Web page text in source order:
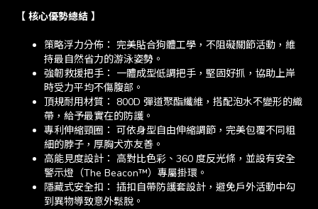
【 核心優勢總結 】
策略浮力分佈： 完美貼合狗體工學，不阻礙關節活動，維
持最自然省力的游泳姿勢。
強韌救援把手： 一體成型低調把手，堅固好抓，協助上岸
時受力平均不傷腹部。
頂規耐用材質： 800D 彈道聚酯纖維，搭配泡水不變形的織
帶，給予最實在的防護。
專利伸縮頸圈： 可依身型自由伸縮調節，完美包覆不同粗
細的脖子，厚胸犬亦友善。
高能見度設計： 高對比色彩、360 度反光條，並設有安全
警示燈（The Beacon™）專屬掛環。
隱藏式安全扣： 插扣自帶防護套設計，避免戶外活動中勾
到異物導致意外鬆脫。